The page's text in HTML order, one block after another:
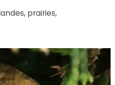
prairies,